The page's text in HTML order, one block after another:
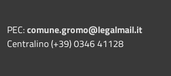
PEC:comune.gromo@legalmail.it
Centralino (+39) 0346 41128